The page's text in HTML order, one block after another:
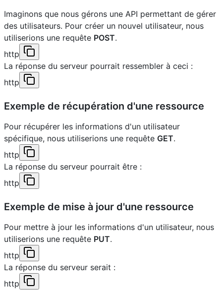
Imaginons que nous gérons une API permettant de gérer
des utilisateurs. Pour créer un nouvel utilisateur, nous
utiliserions une requête POST.
http
La réponse du serveur pourrait ressembler à ceci :
http
Exemple de récupération d'une ressource
Pour récupérer les informations d'un utilisateur
spécifique, nous utiliserions une requête GET.
http
La réponse du serveur pourrait être :
http
Exemple de mise à jour d'une ressource
Pour mettre à jour les informations d'un utilisateur, nous
utiliserions une requête PUT.
http
La réponse du serveur serait :
http